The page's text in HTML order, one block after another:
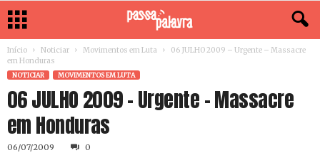
Início Noticiar Movimentos em Luta
06 JULHO 2009 – Urgente – Massacre
NOTICIAR MOVIMENTOS EM LUTA
06 JULHO 2009 – Urgente – Massacre
06/07/2009 0